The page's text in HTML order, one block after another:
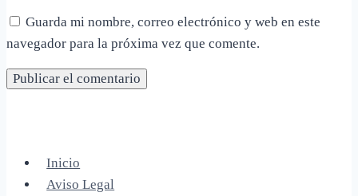
Guarda mi nombre, correo electrónico y web en este
navegador para la próxima vez que comente.
Inicio
Aviso Legal